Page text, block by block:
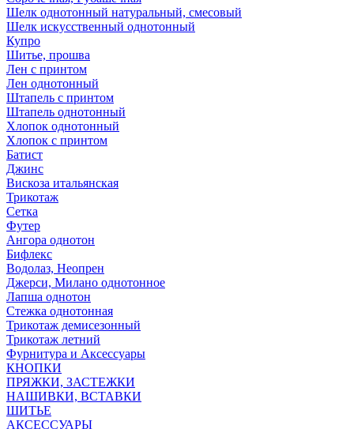
Шелк однотонный натуральный, смесовый
Шелк искусственный однотонный
Купро
Шитье, прошва
Лен с принтом
Лен однотонный
Штапель с принтом
Штапель однотонный
Хлопок однотонный
Хлопок с принтом
Батист
Джинс
Вискоза итальянская
Трикотаж
Сетка
Футер
Ангора однотон
Бифлекс
Водолаз, Неопрен
Джерси, Милано однотонное
Лапша однотон
Стежка однотонная
Трикотаж демисезонный
Трикотаж летний
Фурнитура и Аксессуары
КНОПКИ
ПРЯЖКИ, ЗАСТЕЖКИ
НАШИВКИ, ВСТАВКИ
ШИТЬЕ
АКСЕССУАРЫ